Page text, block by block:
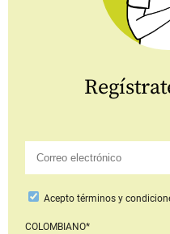
Aceptotérminos y
COLOMBIANO*